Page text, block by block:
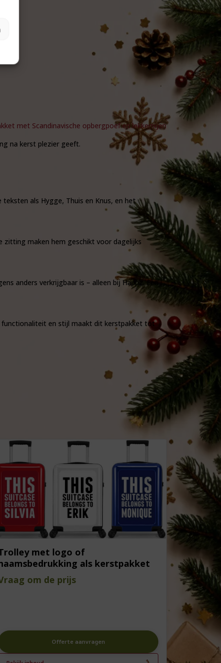
met Scandinavische opbergpoef en lekkernijen
na kerst plezier geeft.
teksten als Hygge, Thuis en Knus, en het
maken hem geschikt voor dagelijks
anders verkrijgbaar is – alleen bij Happz. Een
functionaliteit en stijl maakt dit kerstpakket tot
met logo of
als kerstpakket
om de prijs
Offerte aanvragen